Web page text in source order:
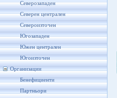
Северозападен
Северен централен
Североизточен
Югозападен
Южен централен
Югоизточен
Организации
Бенефициенти
Партньори